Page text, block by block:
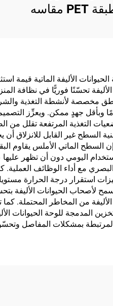
بطبقة PET مقاسه
غير لامع لزخرفة
الخزائن
الأليفة الماتية قيمة
الأليفة تحسّنًا فوريًّا في نظافة
مخصصة لأنشطة التغذية
وبأقل جهدٍ ممكن. ويعزِّز التصميم
التغذية المرتفعة تقلل من
السطح غير القابل للانزلاق أن
السطح الماتي الأملس يقاوم
اليومي دون أن تظهر
مع أداء الوظائف العملية.
استقرار درجة الحرارة
لأصحاب الحيوانات الأليفة
الأليفة من المخاطر المحتملة.
المدمجة للوحة الحيوانات
بمشكلات المفاصل وتحسّن